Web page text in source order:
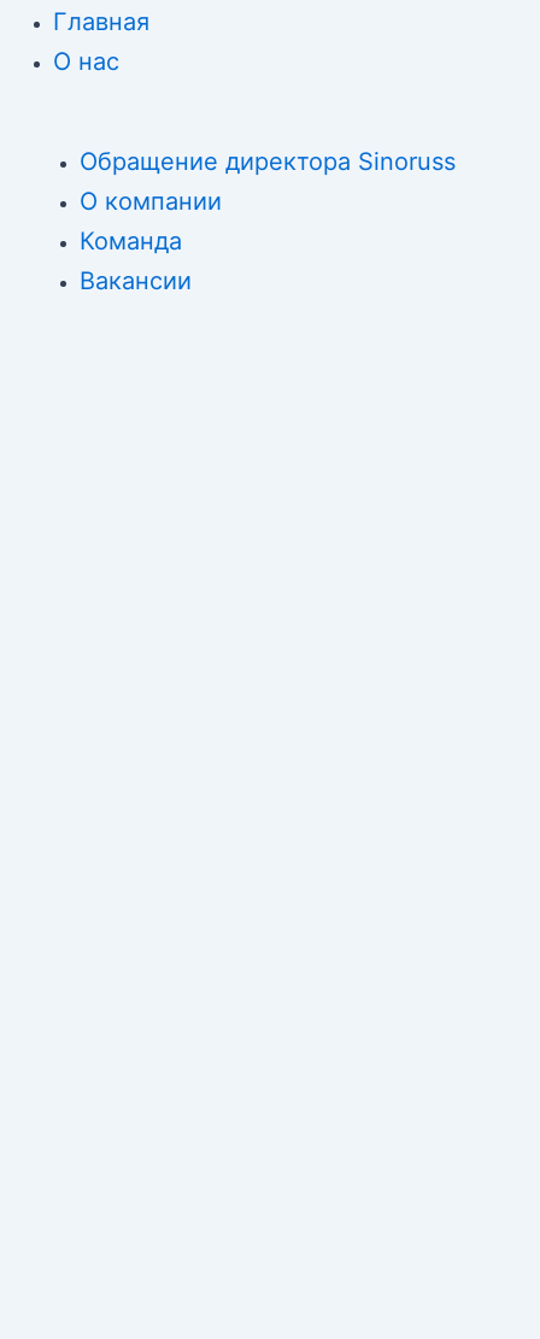
Главная
О нас
Обращение директора Sinoruss
О компании
Команда
Вакансии